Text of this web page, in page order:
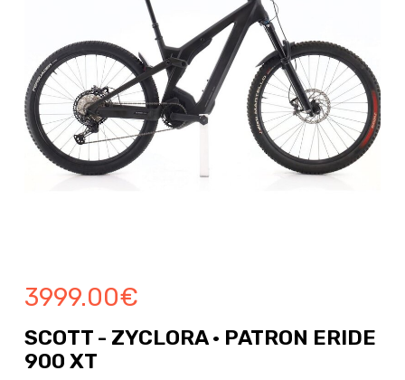
3999.00€
SCOTT - ZYCLORA · PATRON ERIDE
900 XT